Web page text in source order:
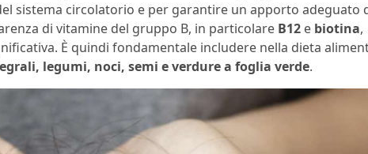
sistema circolatorio e per garantire un apporto adeguato
di vitamine del gruppo B, in particolare B12 e biotina,
È quindi fondamentale includere nella dieta
legumi, noci, semi e verdure a foglia verde.